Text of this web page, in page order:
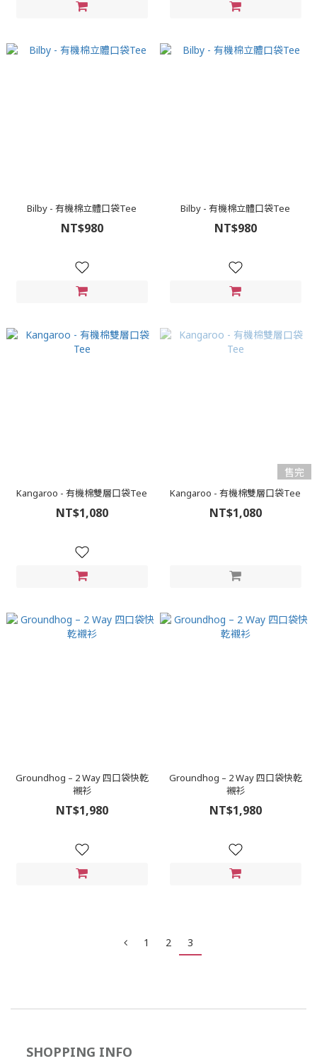
Bilby - 有機棉立體口袋Tee
NT$980
Bilby - 有機棉立體口袋Tee
NT$980
Kangaroo - 有機棉雙層口袋Tee
NT$1,080
售完
Kangaroo - 有機棉雙層口袋Tee
NT$1,080
Groundhog – 2 Way 四口袋快乾
襯衫
NT$1,980
Groundhog – 2 Way 四口袋快乾
襯衫
NT$1,980
1 2 3
SHOPPING INFO